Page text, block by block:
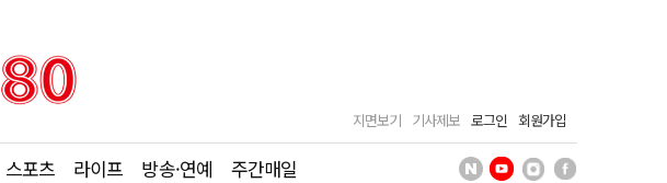
지면보기 기사제보 로그인 회원가입
스포츠 라이프 방송·연예 주간매일